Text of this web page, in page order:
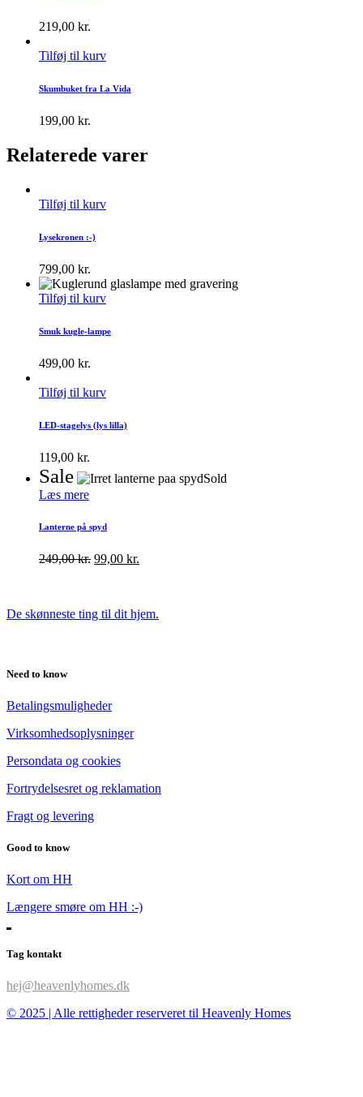
219,00 kr.
Tilføj til kurv
Skumbuket fra La Vida
199,00 kr.
Relaterede varer
Tilføj til kurv
Lysekronen :-)
799,00 kr.
Tilføj til kurv
Smuk kugle-lampe
499,00 kr.
Tilføj til kurv
LED-stagelys (lys lilla)
119,00 kr.
Sale
Sold
Læs mere
Lanterne på spyd
249,00kr. 99,00 kr.
De skønneste ting til dit hjem.
Need to know
Betalingsmuligheder
Virksomhedsoplysninger
Persondata og cookies
Fortrydelsesret og reklamation
Fragt og levering
Good to know
Kort om HH
Længere smøre om HH :-)
Tag kontakt
hej@heavenlyhomes.dk
© 2025 | Alle rettigheder reserveret til Heavenly Homes